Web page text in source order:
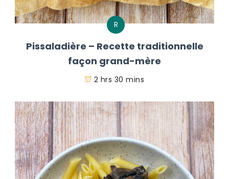
R
Pissaladière – Recette traditionnelle
façon grand-mère
2 hrs 30 mins